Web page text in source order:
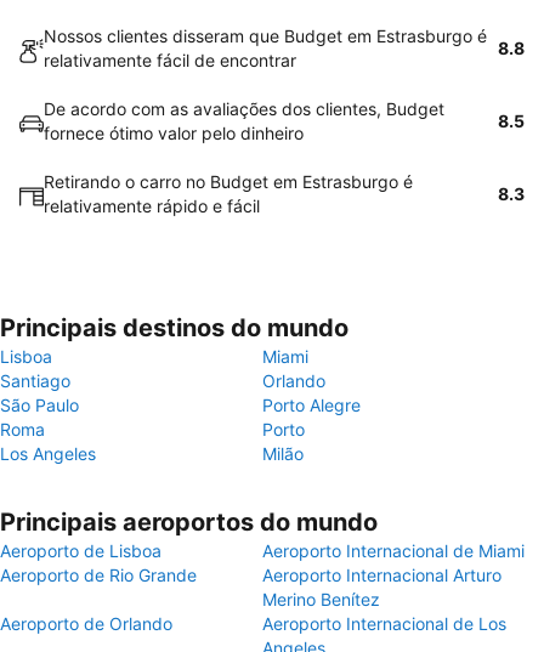
Nossos clientes disseram que Budget em Estrasburgo é
relativamente fácil de encontrar
8.8
De acordo com as avaliações dos clientes, Budget
fornece ótimo valor pelo dinheiro
8.5
Retirando o carro no Budget em Estrasburgo é
relativamente rápido e fácil
8.3
Principais destinos do mundo
Lisboa
Miami
Santiago
Orlando
São Paulo
Porto Alegre
Roma
Porto
Los Angeles
Milão
Principais aeroportos do mundo
Aeroporto de Lisboa
Aeroporto Internacional de Miami
Aeroporto de Rio Grande
Aeroporto Internacional Arturo
Merino Benítez
Aeroporto de Orlando
Aeroporto Internacional de Los
Angeles